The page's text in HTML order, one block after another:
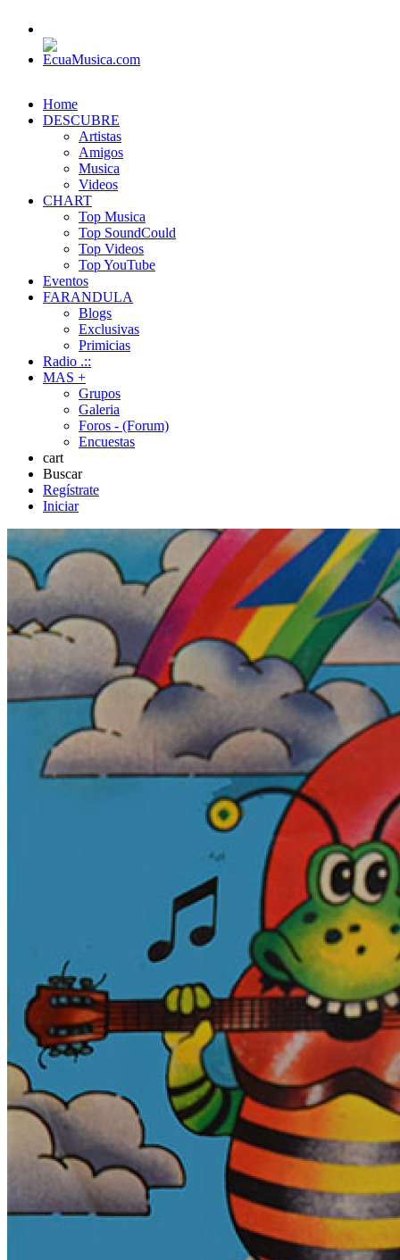
Home
DESCUBRE
Artistas
Amigos
Musica
Videos
CHART
Top Musica
Top SoundCould
Top Videos
Top YouTube
Eventos
FARANDULA
Blogs
Exclusivas
Primicias
Radio .::
MAS +
Grupos
Galeria
Foros - (Forum)
Encuestas
cart
Buscar
Regístrate
Iniciar